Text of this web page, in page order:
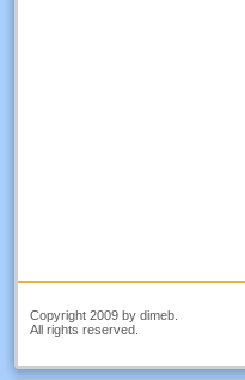
Copyright 2009 by dimeb.
All rights reserved.